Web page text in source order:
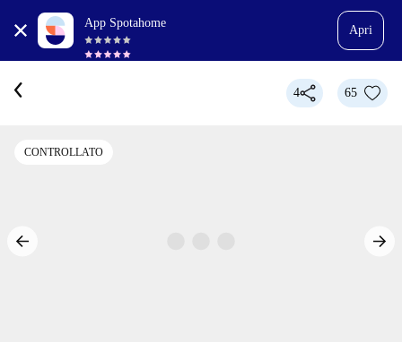
App Spotahome
Apri
4 65
CONTROLLATO